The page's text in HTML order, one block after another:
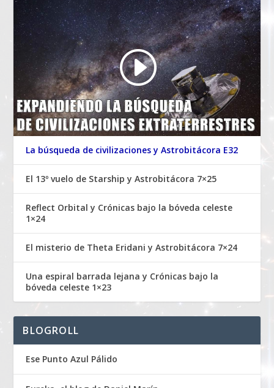
La búsqueda de civilizaciones y Astrobitácora E32
El 13º vuelo de Starship y Astrobitácora 7×25
Reflect Orbital y Crónicas bajo la bóveda celeste
1×24
El misterio de Theta Eridani y Astrobitácora 7×24
Una espiral barrada lejana y Crónicas bajo la
bóveda celeste 1×23
BLOGROLL
Ese Punto Azul Pálido